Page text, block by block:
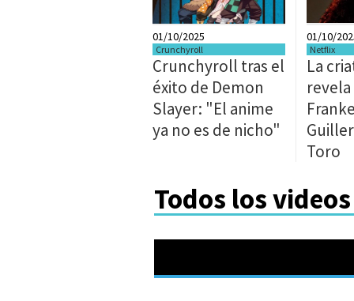
01/10/2025
Crunchyroll
Crunchyroll tras el
éxito de Demon
Slayer: "El anime
ya no es de nicho"
01/10/
Netflix
La
Toro
Todos los